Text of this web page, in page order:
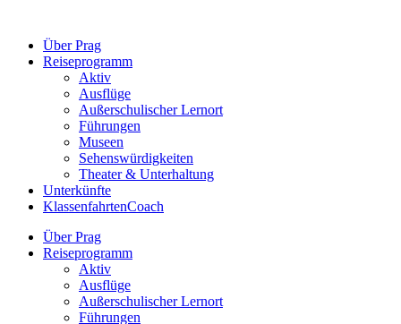
springenÜber Prag
Reiseprogramm
Aktiv
Ausflüge
Außerschulischer Lernort
Führungen
Museen
Sehenswürdigkeiten
Theater & Unterhaltung
Unterkünfte
KlassenfahrtenCoach
Über Prag
Reiseprogramm
Aktiv
Ausflüge
Außerschulischer Lernort
Führungen